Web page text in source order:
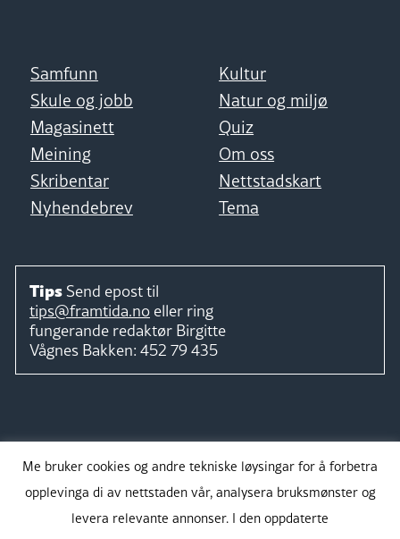
Samfunn
Kultur
Skule og jobb
Natur og miljø
Magasinett
Quiz
Meining
Om oss
Skribentar
Nettstadskart
Nyhendebrev
Tema
Tips Send epost til
tips@framtida.no eller ring
fungerande redaktør Birgitte
Vågnes Bakken: 452 79 435
Me bruker cookies og andre tekniske løysingar for å forbetra
opplevinga di av nettstaden vår, analysera bruksmønster og
levera relevante annonser. I den oppdaterte